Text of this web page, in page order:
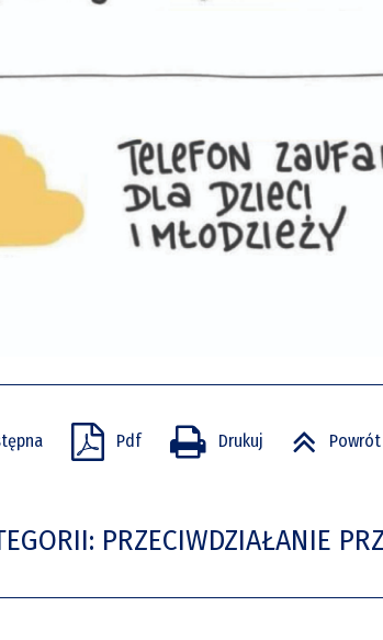
Pdf Drukuj Powrót
PRZECIWDZIAŁANIE